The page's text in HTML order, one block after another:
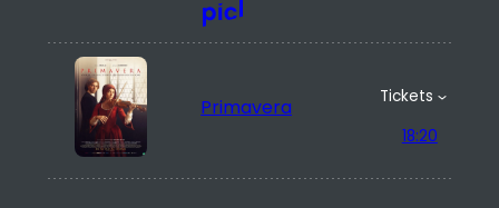
Primavera
Tickets
18:20